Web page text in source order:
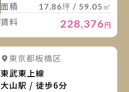
面積
17.86坪 / 59.05㎡
賃料 228,376円
東京都板橋区
東武東上線
大山駅 / 徒歩6分